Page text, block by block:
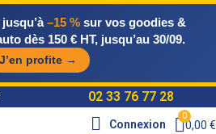
jusqu’à–15 %sur vos goodies &
dès 150 € HT, jusqu’au 30/09.
J’en profite →
02 33 76 77 28
Connexion 0,00 €